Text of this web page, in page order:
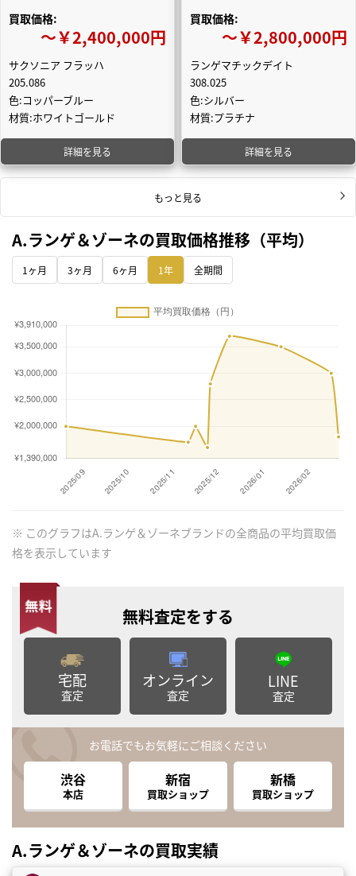
買取価格:
〜￥2,400,000円
サクソニア フラッハ
205.086
色:コッパーブルー
材質:ホワイトゴールド
詳細を見る
買取価格:
〜￥2,800,000円
ランゲマチックデイト
308.025
色:シルバー
材質:プラチナ
詳細を見る
もっと見る
A.ランゲ＆ゾーネの買取価格推移（平均）
1ヶ月 3ヶ月 6ヶ月 1年 全期間
※ このグラフはA.ランゲ＆ゾーネブランドの全商品の平均買取価
格を表示しています
無料査定をする
宅配
査定
オンライン
査定
LINE
査定
お電話でもお気軽にご相談ください
渋谷
本店
新宿
買取ショップ
新橋
買取ショップ
A.ランゲ＆ゾーネの買取実績